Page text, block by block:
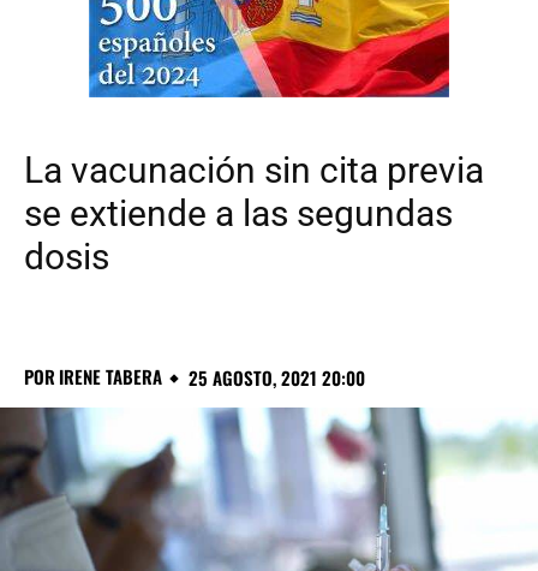
La vacunación sin cita previa
se extiende a las segundas
dosis
POR IRENE TABERA 25 AGOSTO, 2021 20:00